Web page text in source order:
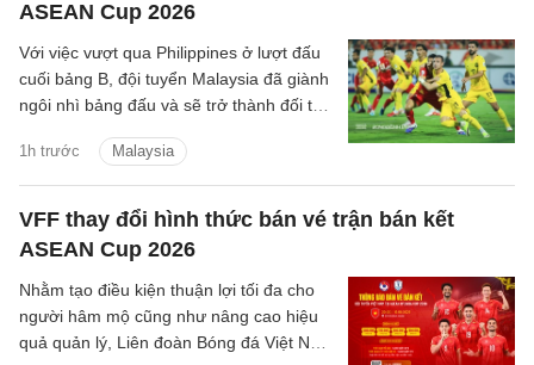
ASEAN Cup 2026
1h trước Malaysia
Với việc vượt qua Philippines ở lượt đấu
cuối bảng B, đội tuyển Malaysia đã giành
ngôi nhì bảng đấu và sẽ trở thành đối thủ
hành trình bảo vệ ngôi vương Đông Nam
Á.
VFF thay đổi hình thức bán vé trận bán kết
ASEAN Cup 2026
Nhằm tạo điều kiện thuận lợi tối đa cho
người hâm mộ cũng như nâng cao hiệu
quả quản lý, Liên đoàn Bóng đá Việt Nam